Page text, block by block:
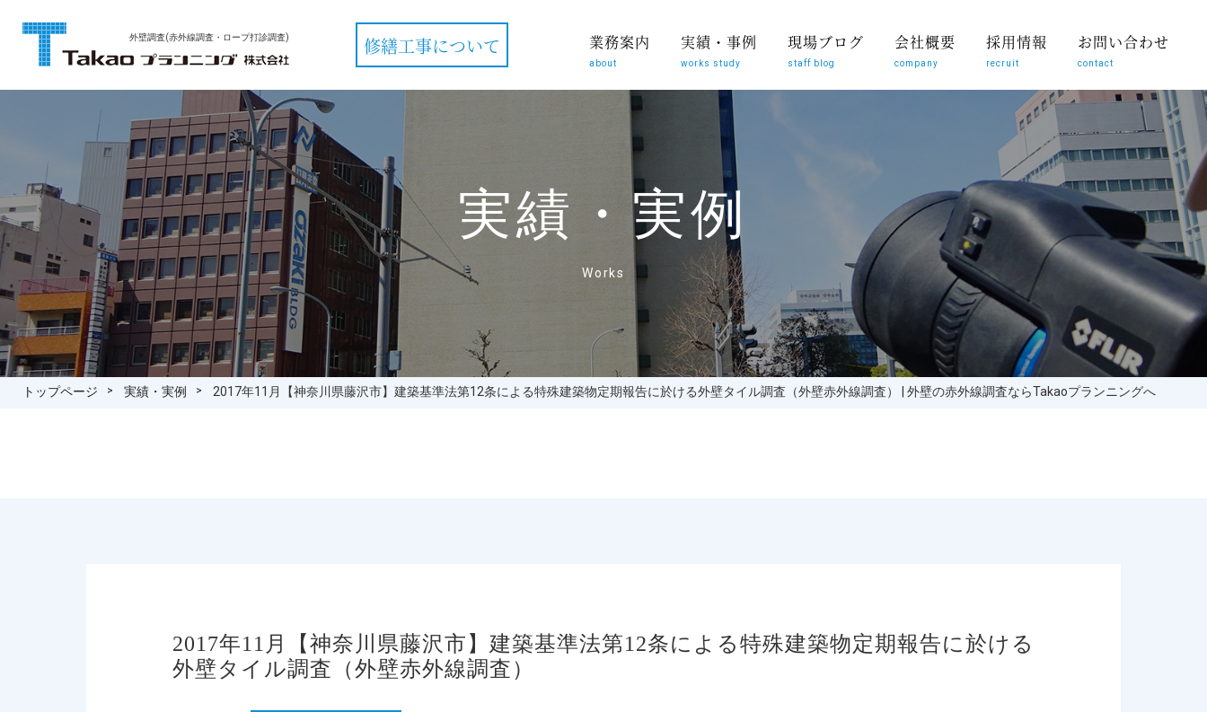
外壁調査(赤外線調査・ロープ打診調査) 修繕工事について 業務案内
about
実績・事例
works study
現場ブログ
staff blog
会社概要
company
採用情報
recruit
お問い合わせ
contact
実績・実例
Works
トップページ 実績・実例 2017年11月【神奈川県藤沢市】建築基準法第12条による特殊建築物定期報告に於ける外壁タイル調査（外壁赤外線調査） | 外壁の赤外線調査ならTakaoプランニングへ
2017年11月【神奈川県藤沢市】建築基準法第12条による特殊建築物定期報告に於ける
外壁タイル調査（外壁赤外線調査）